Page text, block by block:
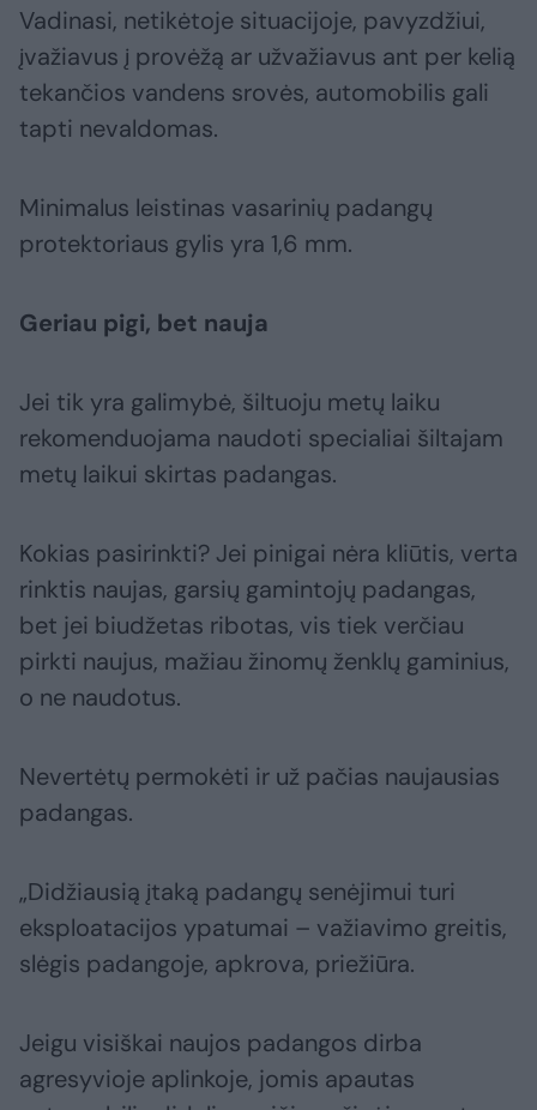
Vadinasi, netikėtoje situacijoje, pavyzdžiui,
įvažiavus į provėžą ar užvažiavus ant per kelią
tekančios vandens srovės, automobilis gali
tapti nevaldomas.
Minimalus leistinas vasarinių padangų
protektoriaus gylis yra 1,6 mm.
Geriau pigi, bet nauja
Jei tik yra galimybė, šiltuoju metų laiku
rekomenduojama naudoti specialiai šiltajam
metų laikui skirtas padangas.
Kokias pasirinkti? Jei pinigai nėra kliūtis, verta
rinktis naujas, garsių gamintojų padangas,
bet jei biudžetas ribotas, vis tiek verčiau
pirkti naujus, mažiau žinomų ženklų gaminius,
o ne naudotus.
Nevertėtų permokėti ir už pačias naujausias
padangas.
„Didžiausią įtaką padangų senėjimui turi
eksploatacijos ypatumai – važiavimo greitis,
slėgis padangoje, apkrova, priežiūra.
Jeigu visiškai naujos padangos dirba
agresyvioje aplinkoje, jomis apautas